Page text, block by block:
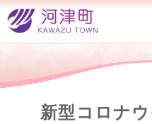
新型コロナ